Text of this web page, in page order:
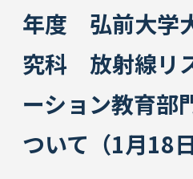
年度 弘前大学
究科 放射線リ
ーション教育部
ついて（1月18